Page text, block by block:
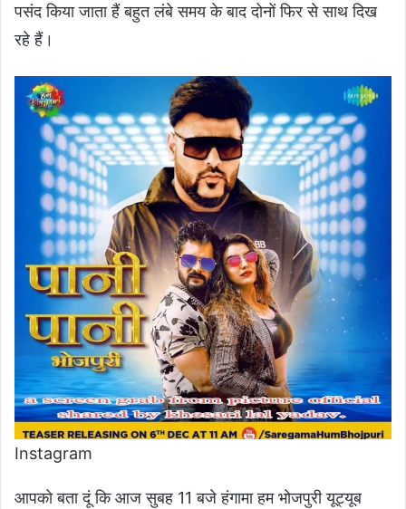
पसंद किया जाता हैं बहुत लंबे समय के बाद दोनों फिर से साथ दिख
रहे हैं।
Instagram
आपको बता दूं कि आज सुबह 11 बजे हंगामा हम भोजपुरी यूट्यूब